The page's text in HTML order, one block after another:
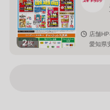
2枚
店舗
愛知県